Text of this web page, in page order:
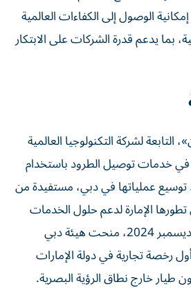
إمكانية الوصول إلى الكفاءات العالمية
بما يدعم قدرة الشركات على الابتكار
لشركة التكنولوجيا العالمية
خدمات توصيل الطرود باستخدام
عملياتها في دبي، مستفيدة من
تطورها الإمارة لدعم حلول الخدمات
اللوجستية الجوية. وفي ديسمبر 2024، منحت هيئة دبي
رخصة تجارية في دولة الإمارات
طيار خارج نطاق الرؤية البصرية.